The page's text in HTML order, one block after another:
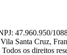
47.960.950/
Santa Cruz,
os direitos